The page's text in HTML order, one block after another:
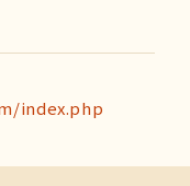
index.php